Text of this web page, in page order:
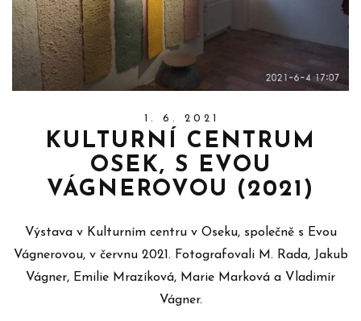
1. 6. 2021
KULTURNÍ CENTRUM
OSEK, S EVOU
VÁGNEROVOU (2021)
Výstava v Kulturním centru v Oseku, společně s Evou
Vágnerovou, v červnu 2021. Fotografovali M. Rada, Jakub
Vágner, Emilie Mrazíková, Marie Marková a Vladimír
Vágner.